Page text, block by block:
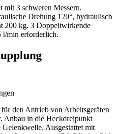
mit 3 schweren Messern.
Drehung 120°, hydraulisch
200 kg. 3 Doppeltwirkende
l/min erforderlich.
den Antrieb von Arbeitsgeräten
Anbau in die Heckdreipunkt
Ausgestattet mit